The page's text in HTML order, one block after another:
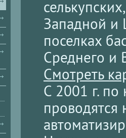
Западной и
поселках
Среднего и
Смотреть
С 2001 г.
проводятся